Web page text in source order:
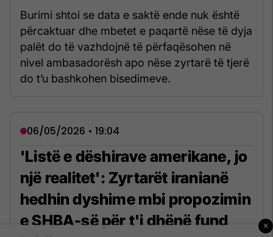
Burimi shtoi se data e saktë ende nuk është
përcaktuar dhe mbetet e paqartë nëse të dyja
palët do të vazhdojnë të përfaqësohen në
nivel ambasadorësh apo nëse zyrtarë të tjerë
do t’u bashkohen bisedimeve.
06/05/2026 • 19:04
'Listë e dëshirave amerikane, jo
një realitet': Zyrtarët iranianë
hedhin dyshime mbi propozimin
e SHBA-së për t'i dhënë fund
×